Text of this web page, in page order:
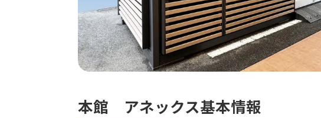
本館 アネックス基本情報